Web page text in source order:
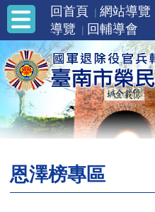
回首頁 網站導覽
導覽
回輔導會
恩澤榜專區